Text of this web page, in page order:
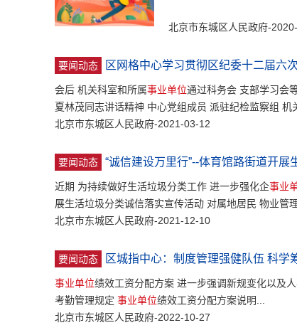
北京市东城区人民政府-
要闻动态 区网格中心学习贯彻区纪委十二届六
会后 机关科室和所属事业单位通过科务会 支部学习会
夏林茂同志讲话精神 中心党组成员 派驻纪检监察组 机
北京市东城区人民政府-2021-03-12
要闻动态 “诚信建设万里行”--体育馆路街道开
近期 为持续做好生活垃圾分类工作 进一步强化企事业
展生活垃圾分类诚信落实宣传活动 对属地居民 物业管
北京市东城区人民政府-2021-12-10
要闻动态 区城指中心：制度管理强健队伍 科学
事业单位绩效工资分配方案 进一步强调新规变化以及
考勤管理规定 事业单位绩效工资分配方案说明...
北京市东城区人民政府-2022-10-27